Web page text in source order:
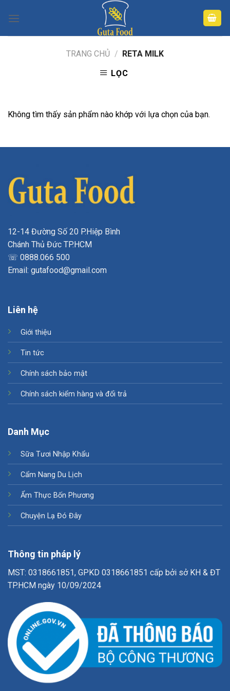
TRANG CHỦ / RETA MILK
LỌC
Không tìm thấy sản phẩm nào khớp với lựa chọn của bạn.
12-14 Đường Số 20 P.Hiệp Bình
Chánh Thủ Đức TP.HCM
☏ 0888.066 500
Email: gutafood@gmail.com
Liên hệ
Giới thiệu
Tin tức
Chính sách bảo mật
Chính sách kiểm hàng và đổi trả
Danh Mục
Sữa Tươi Nhập Khẩu
Cẩm Nang Du Lịch
Ẩm Thực Bốn Phương
Chuyện Lạ Đó Đây
Thông tin pháp lý
MST: 0318661851, GPKD 0318661851 cấp bởi sở KH & ĐT
TP.HCM ngày 10/09/2024